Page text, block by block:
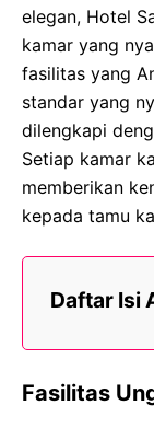
elegan, Hotel
kamar yang
fasilitas yang
standar yang
dilengkapi
Setiap kamar
memberikan
kepada tamu
Daftar Isi
Fasilitas